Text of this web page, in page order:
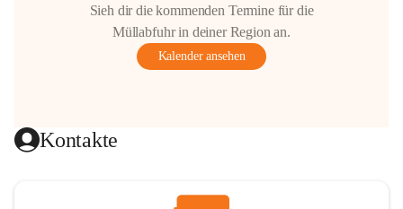
Sieh dir die kommenden Termine für die
Müllabfuhr in deiner Region an.
Kalender ansehen
Kontakte